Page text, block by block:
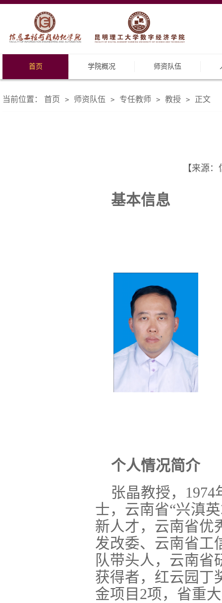
首页 学院概况 师资队伍
当前位置： 首页 > 师资队伍 > 专任教师 > 教授 > 正文
【来源
基本信息
个人情况简介
张晶教授，
士，云南省“兴滇
新人才，云南省优
发改委、云南省工
队带头⼈，云南
获得者，红云园丁
金项目2项，省重